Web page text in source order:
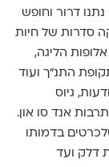
דרור וחופש
סדרות של חיות
הליגה,
התנ"ך ועוד
גיוס
אנד סו און.
בדמותו
דלק ועד